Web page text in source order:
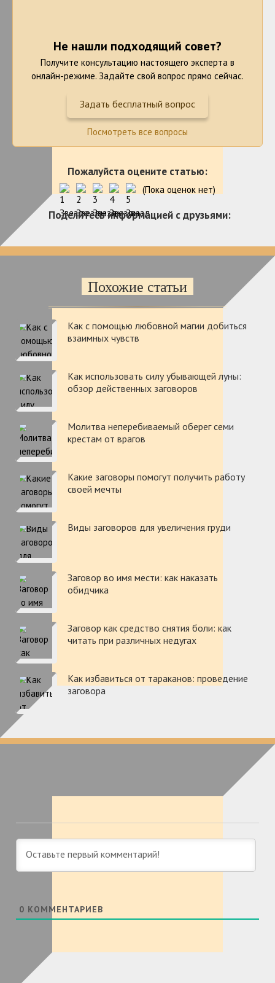
Не нашли подходящий совет?
Получите консультацию настоящего эксперта в
онлайн-режиме. Задайте свой вопрос прямо сейчас.
Задать бесплатный вопрос
Посмотреть все вопросы
Пожалуйста оцените статью:
(Пока оценок нет)
Поделитесь информацией с друзьями:
Похожие статьи
Как с помощью любовной магии добиться
взаимных чувств
Как использовать силу убывающей луны:
обзор действенных заговоров
Молитва неперебиваемый оберег семи
крестам от врагов
Какие заговоры помогут получить работу
своей мечты
Виды заговоров для увеличения груди
Заговор во имя мести: как наказать
обидчика
Заговор как средство снятия боли: как
читать при различных недугах
Как избавиться от тараканов: проведение
заговора
0 КОММЕНТАРИЕВ